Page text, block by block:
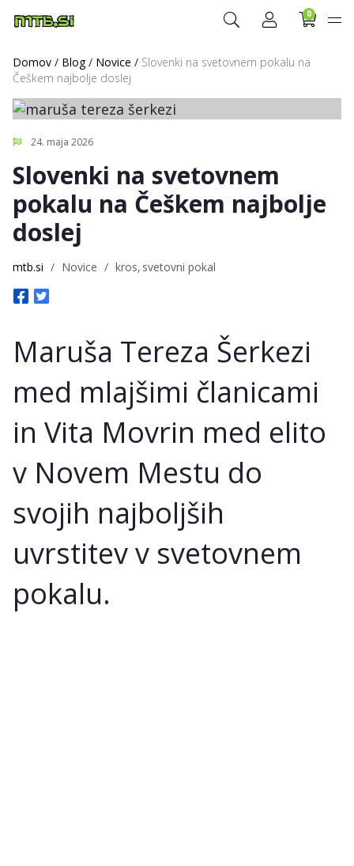
0
Domov / Blog/ Novice / Slovenki na svetovnem pokalu na
Češkem najbolje doslej
24. maja 2026
Slovenki na svetovnem
pokalu na Češkem najbolje
doslej
mtb.si / Novice / kros svetovni pokal
Maruša Tereza Šerkezi
med mlajšimi članicami
in Vita Movrin med elito
v Novem Mestu do
svojih najboljših
uvrstitev v svetovnem
pokalu.